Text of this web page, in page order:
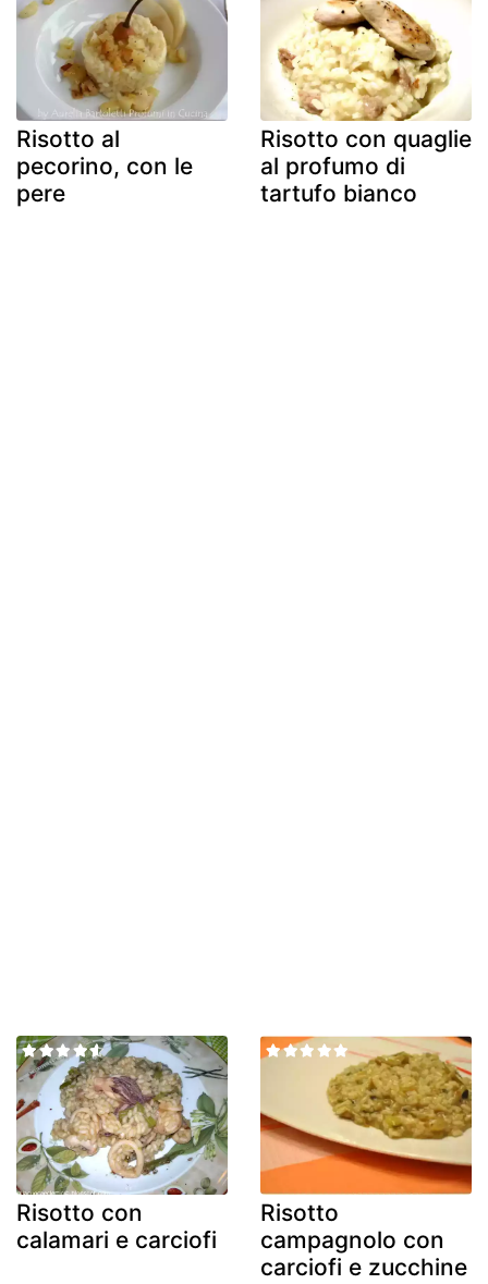
Risotto al
pecorino, con le
pere
Risotto con quaglie
al profumo di
tartufo bianco
Risotto con
calamari e carciofi
Risotto
campagnolo con
carciofi e zucchine